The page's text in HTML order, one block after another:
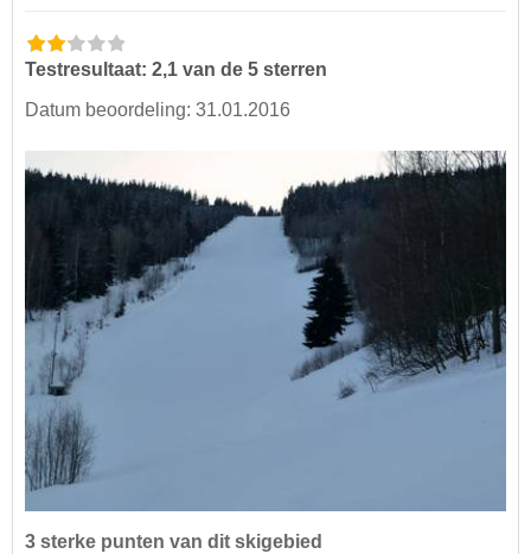
Testresultaat: 2,1 van de 5 sterren
Datum beoordeling: 31.01.2016
3 sterke punten van dit skigebied